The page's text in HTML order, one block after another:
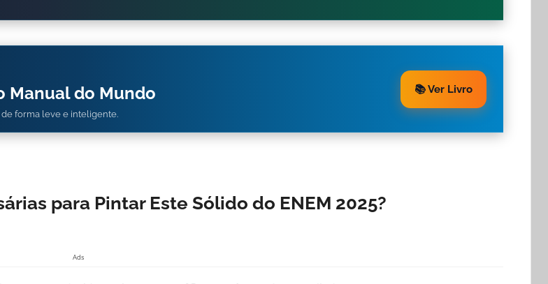
Manual do Mundo
forma leve e inteligente.
📚 Ver Livro
para Pintar Este Sólido do ENEM 2025?
Ads